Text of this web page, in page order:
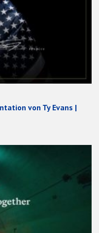
von Ty Evans |